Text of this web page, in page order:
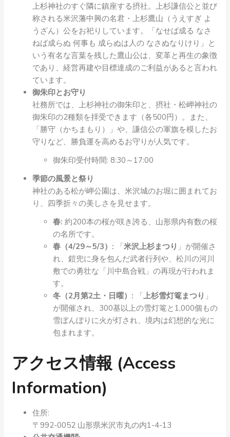
上杉神社のすぐ隣に鎮座する摂社。上杉謙信公と並び
称される米沢藩中興の名君・上杉鷹山（うえすぎ よ
うざん）公をお祀りしています。「なせば成る なさ
ねば成らぬ 何事も 成らぬは人の なさぬなりけり」と
いう有名な言葉を残した鷹山公は、変革と再生の象徴
であり、経営再建や目標達成のご利益があると言われ
ています。
御朱印とお守り
社務所では、上杉神社の御朱印と、摂社・松岬神社の
御朱印の2種類を拝受できます（各500円）。また、
「勝守（かちまもり）」や、謙信公の軍旗を模したお
守りなど、勝負運を高めるお守りが人気です。
御朱印受付時間: 8:30～17:00
季節の風景と祭り
神社のある松が岬公園は、米沢城のお堀に囲まれてお
り、四季折々の美しさを見せます。
春: 約200本の桜が咲き誇る、山形県内有数の桜
の名所です。
春（4/29～5/3）: 「米沢上杉まつり 」が開催さ
れ、鎧兜に身を包んだ武者行列や、松川の河川
敷での勇壮な「川中島合戦」の再現が行われま
す。
冬（2月第2土・日曜）: 「上杉雪灯篭まつり 」
が開催され、300基以上の雪灯篭と1,000個もの
雪ぼんぼりに火が灯され、境内は幻想的な光に
包まれます。
アクセス情報 (Access
Information)
住所:
〒992-0052 山形県米沢市丸の内1-4-13